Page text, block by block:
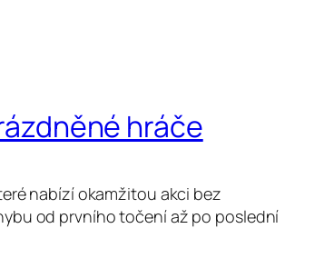
hráče
nabízí okamžitou akci bez
od prvního točení až po poslední